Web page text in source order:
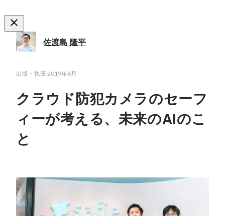
佐渡島 隆平
出版・執筆2019年8月
クラウド防犯カメラのセーフ
ィーが考える、未来のAIのこ
と